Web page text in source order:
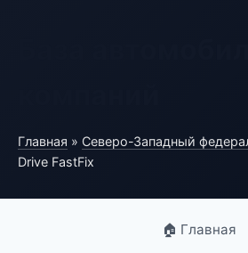
Главная » Северо-Западный
Drive FastFix
🏠 Главная